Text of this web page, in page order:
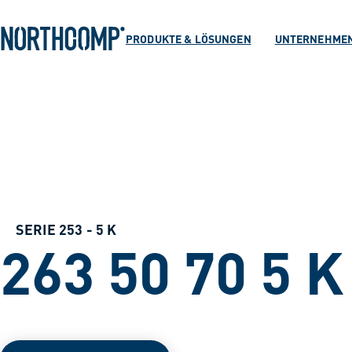
Zur Navigation springen
PRODUKTE & LÖSUNGEN
SERIE 253 - 5 K
263 50 70 5 K